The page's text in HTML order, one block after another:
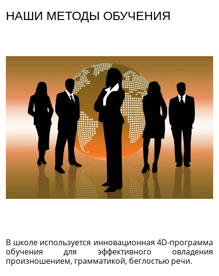
НАШИ МЕТОДЫ ОБУЧЕНИЯ
В школе используется инновационная 4D-программа
обучения для эффективного овладения
произношением, грамматикой, беглостью речи.